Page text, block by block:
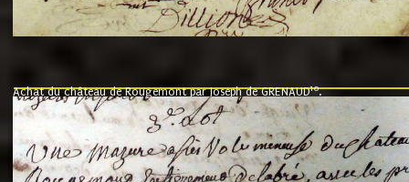
Achat du château de Rougemont par Joseph de GRENAUD10.
"l'an mil six cent soixante treze le ving neuvième jour du mois de
nommé fut présent Messire Claude Guillaume de Moyriat chevalier baron
vend, purement simplement et irrevocablement a monseigneur monsieur